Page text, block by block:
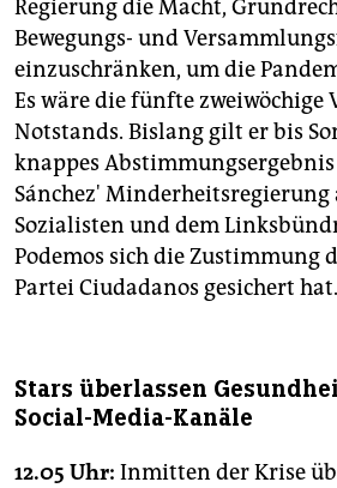
Regierung die Macht,
Bewegungs- und
einzuschränken, um die
Es wäre die fünfte zweiwöchige
Notstands. Bislang gilt er bis
knappes
Sánchez' Minderheitsregierung
Sozialisten und dem
Podemos sich die Zustimmung
Partei Ciudadanos gesichert hat.
Stars überlassen
Social-Media-Kanäle
12.05 Uhr: Inmitten der Krise